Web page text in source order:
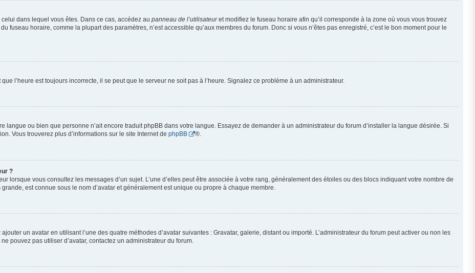
dans lequel vous êtes. Dans ce cas, accédez au panneau de l’utilisateuret modifiez le fuseau horaire afin qu’il corresponde à la zone où vous vous trouvez
fuseau horaire, comme la plupart des paramètres, n’est accessible qu’aux membres du forum. Donc si vous n’êtes pas enregistré, c’est le bon moment pour le
l’heure est toujours incorrecte, il se peut que le serveur ne soit pas à l’heure. Signalez ce problème à un administrateur.
langue ou bien que personne n’ait encore traduit phpBB dans votre langue. Essayez de demander à un administrateur du forum d’installer la langue désirée. Si
Vous trouverez plus d’informations sur le site Internet de phpBB ®.
?
lorsque vous consultez les messages d’un sujet. L’une d’elles peut être associée à votre rang, généralement des étoiles ou des blocs indiquant votre nombre de
est connue sous le nom d’avatar et généralement est unique ou propre à chaque membre.
un avatar en utilisant l’une des quatre méthodes d’avatar suivantes : Gravatar, galerie, distant ou importé. L’administrateur du forum peut activer ou non les
pouvez pas utiliser d’avatar, contactez un administrateur du forum.